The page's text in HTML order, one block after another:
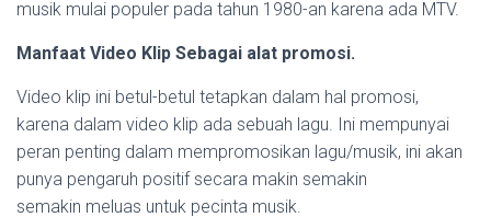
musik mulai populer pada tahun 1980-an karena ada MTV.
Manfaat Video Klip Sebagai alat promosi.
Video klip ini betul-betul tetapkan dalam hal promosi,
karena dalam video klip ada sebuah lagu. Ini mempunyai
peran penting dalam mempromosikan lagu/musik, ini akan
punya pengaruh positif secara makin semakin
semakin meluas untuk pecinta musik.